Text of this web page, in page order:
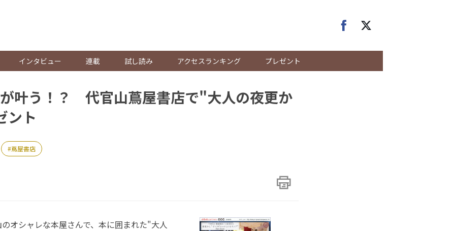
インタビュー 連載 試し読み アクセスランキング プレゼント
叶う！？ 代官山蔦屋書店で"大人の夜更か
ント
蔦屋書店
オシャレな本屋さんで、本に囲まれた"大人